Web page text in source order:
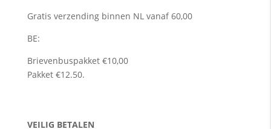
Gratis verzending binnen NL vanaf 60,00
BE:
Brievenbuspakket €10,00
Pakket €12.50.
VEILIG BETALEN